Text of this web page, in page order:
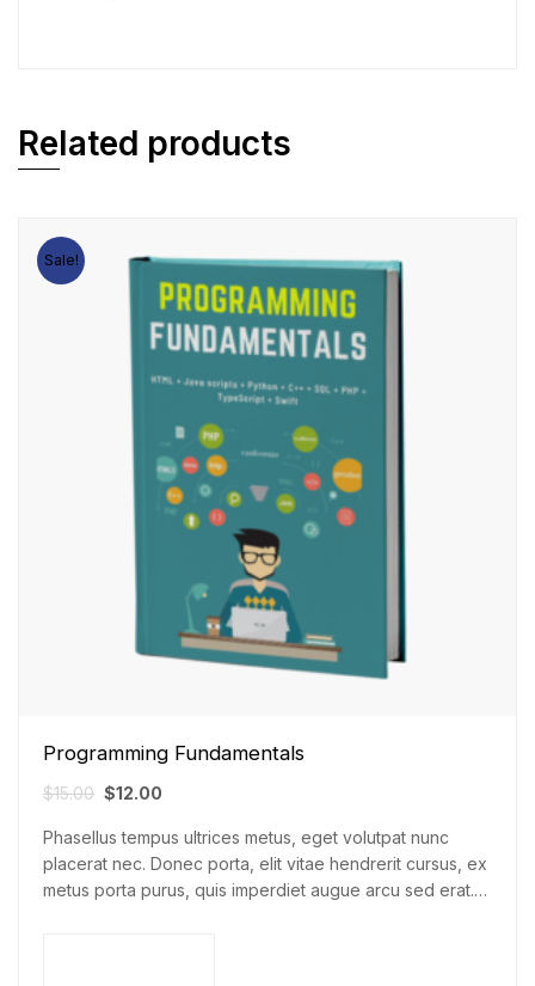
Related products
Sale!
Programming Fundamentals
$15.00 $12.00
Phasellus tempus ultrices metus, eget volutpat nunc
placerat nec. Donec porta, elit vitae hendrerit cursus, ex
metus porta purus, quis imperdiet augue arcu sed erat.